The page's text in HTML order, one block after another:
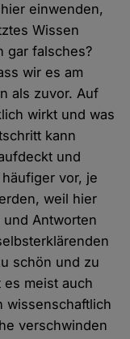
einwenden,
Wissen
gar falsches?
wir es am
als zuvor. Auf
wirkt und was
kann
und
vor, je
weil hier
Antworten
schön und zu
meist auch
wissenschaftlich
verschwinden